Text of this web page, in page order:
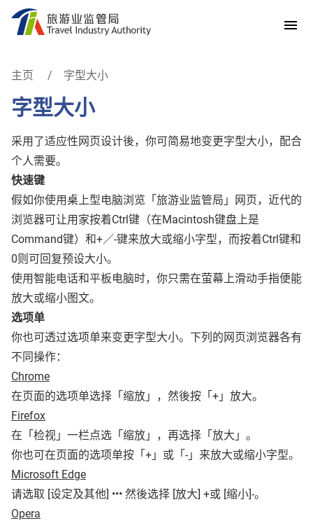
跳到内容
主页 字型大小
字型大小
采用了适应性网页设计後，你可简易地变更字型大小，配合
个人需要。
快速键
假如你使用桌上型电脑浏览「旅游业监管局」网页，近代的
浏览器可让用家按着Ctrl键（在Macintosh键盘上是
Command键）和+／-键来放大或缩小字型，而按着Ctrl键和
0则可回复预设大小。
使用智能电话和平板电脑时，你只需在萤幕上滑动手指便能
放大或缩小图文。
选项单
你也可透过选项单来变更字型大小。下列的网页浏览器各有
不同操作：
Chrome
在页面的选项单选择「缩放」，然後按「+」放大。
Firefox
在「检视」一栏点选「缩放」，再选择「放大」。
你也可在页面的选项单按「+」或「-」来放大或缩小字型。
Microsoft Edge
请选取 [设定及其他] ••• 然後选择 [放大] +或 [缩小]-。
Opera